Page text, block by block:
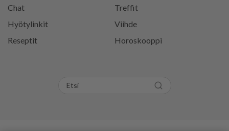
Chat
Treffit
Hyötylinkit
Viihde
Reseptit
Horoskooppi